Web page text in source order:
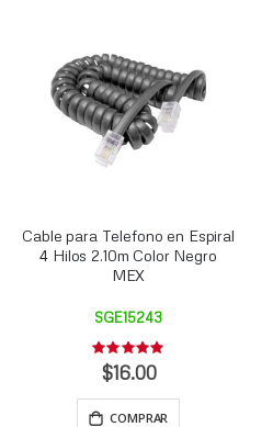
Cable para Telefono en Espiral
4 Hilos 2.10m Color Negro
MEX
SGE15243
Rating:
0%
$16.00
COMPRAR